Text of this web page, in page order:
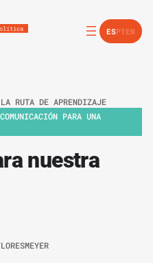
ESPTEN
RUTA DE APRENDIZAJE
PARA UNA
nuestra